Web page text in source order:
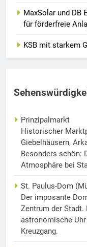
MaxSolar und DB
für förderfreie
KSB mit starkem
Prinzipalmarkt
Historischer
Giebelhäusern,
Besonders schön:
Atmosphäre bei
St. Paulus-Dom
Der imposante
Zentrum der Stadt.
astronomische
Kreuzgang.